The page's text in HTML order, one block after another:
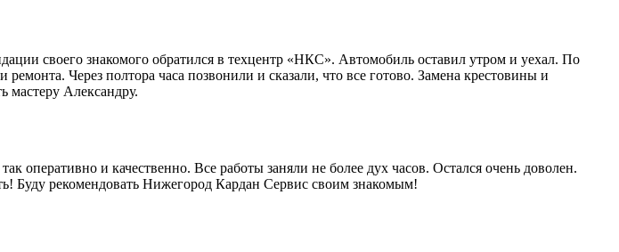
своего знакомого обратился в техцентр «НКС». Автомобиль оставил утром и уехал. По
Через полтора часа позвонили и сказали, что все готово. Замена крестовины и
мастеру Александру.
оперативно и качественно. Все работы заняли не более дух часов. Остался очень доволен.
Буду рекомендовать Нижегород Кардан Сервис своим знакомым!